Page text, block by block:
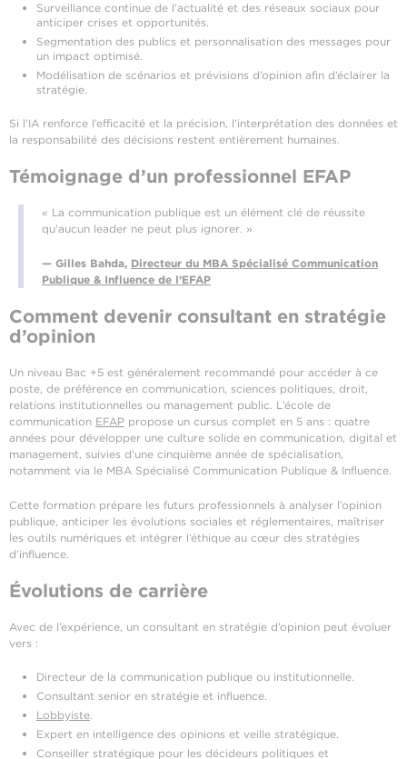
Surveillance continue de l’actualité et des réseaux sociaux pour
anticiper crises et opportunités.
Segmentation des publics et personnalisation des messages pour
un impact optimisé.
Modélisation de scénarios et prévisions d’opinion afin d’éclairer la
stratégie.
Si l’IA renforce l’efficacité et la précision, l’interprétation des données et
la responsabilité des décisions restent entièrement humaines.
Témoignage d’un professionnel EFAP
« La communication publique est un élément clé de réussite
qu’aucun leader ne peut plus ignorer. »
— Gilles Bahda, Directeur du MBA Spécialisé Communication
Publique & Influence de l’EFAP
Comment devenir consultant en stratégie
d’opinion
Un niveau Bac +5 est généralement recommandé pour accéder à ce
poste, de préférence en communication, sciences politiques, droit,
relations institutionnelles ou management public. L’école de
communication EFAP propose un cursus complet en 5 ans : quatre
années pour développer une culture solide en communication, digital et
management, suivies d’une cinquième année de spécialisation,
notamment via le MBA Spécialisé Communication Publique & Influence.
Cette formation prépare les futurs professionnels à analyser l’opinion
publique, anticiper les évolutions sociales et réglementaires, maîtriser
les outils numériques et intégrer l’éthique au cœur des stratégies
d’influence.
Évolutions de carrière
Avec de l’expérience, un consultant en stratégie d’opinion peut évoluer
vers :
Directeur de la communication publique ou institutionnelle.
Consultant senior en stratégie et influence.
Lobbyiste.
Expert en intelligence des opinions et veille stratégique.
Conseiller stratégique pour les décideurs politiques et